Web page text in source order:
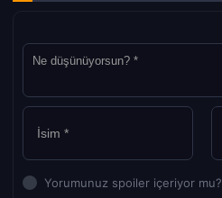
Yorumunuz spoiler içeriyor mu?